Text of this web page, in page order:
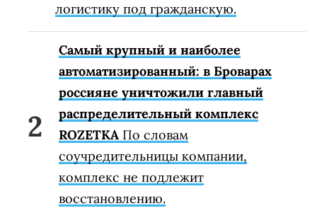
логистику под гражданскую.
Самый крупный и наиболее
автоматизированный: в Броварах
россияне уничтожили главный
распределительный комплекс
ROZETKA По словам
соучредительницы компании,
комплекс не подлежит
восстановлению.